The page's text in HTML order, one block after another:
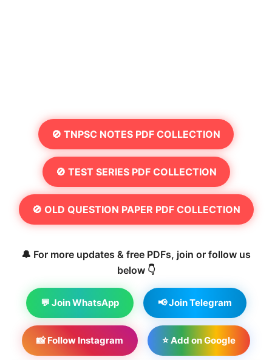
🚫 TNPSC NOTES PDF COLLECTION
🚫 TEST SERIES PDF COLLECTION
🚫 OLD QUESTION PAPER PDF COLLECTION
🔔 For more updates & free PDFs, join or follow us
below 👇
💬 Join WhatsApp 📢 Join Telegram
📸 Follow Instagram ⭐ Add on Google